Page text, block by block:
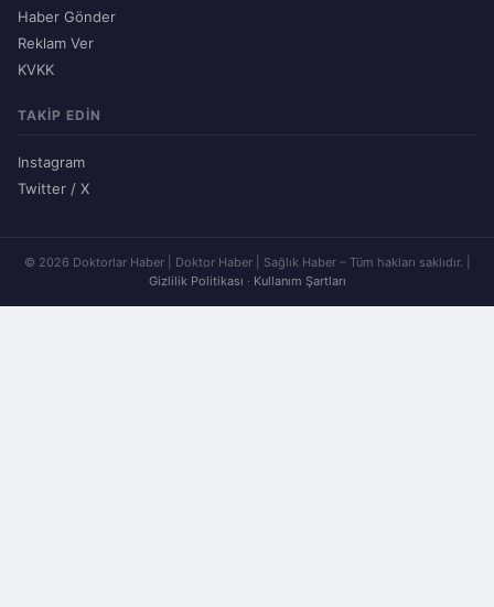
Haber Gönder
Reklam Ver
KVKK
TAKIP EDIN
Instagram
Twitter / X
© 2026 Doktorlar Haber | Doktor Haber | Sağlık Haber – Tüm hakları saklıdır. |
Gizlilik Politikası · Kullanım Şartları